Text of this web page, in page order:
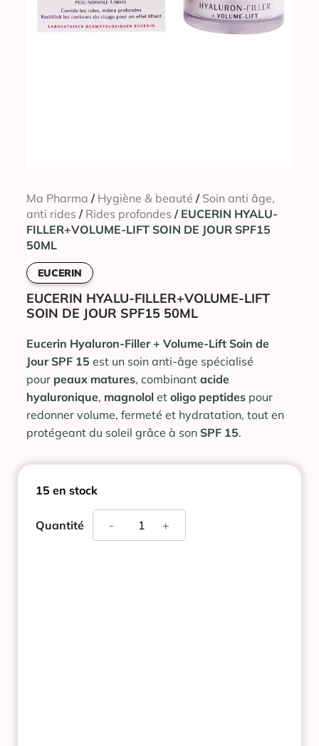
Ma Pharma / Hygiène & beauté / Soin anti âge,
anti rides / Rides profondes / EUCERIN HYALU-
FILLER+VOLUME-LIFT SOIN DE JOUR SPF15
50ML
EUCERIN
EUCERIN HYALU-FILLER+VOLUME-LIFT
SOIN DE JOUR SPF15 50ML
Eucerin Hyaluron-Filler + Volume-Lift Soin de
Jour SPF 15 est un soin anti-âge spécialisé
pour peaux matures, combinant acide
hyaluronique, magnolol et oligo peptides pour
redonner volume, fermeté et hydratation, tout en
protégeant du soleil grâce à son SPF 15.
15 en stock
Quantité +
quantité
-